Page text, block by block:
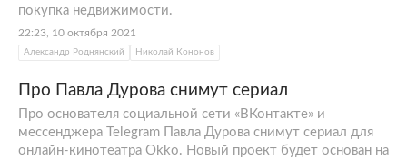
покупка недвижимости.
22:23, 10 октября 2021
Александр Роднянский Николай Кононов
Про Павла Дурова снимут сериал
Про основателя социальной сети «ВКонтакте» и
мессенджера Telegram Павла Дурова снимут сериал для
онлайн-кинотеатра Okko. Новый проект будет основан на